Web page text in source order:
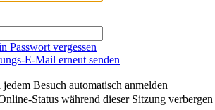
Passwort vergessen
E-Mail erneut senden
Besuch automatisch anmelden
Status während dieser Sitzung verbergen